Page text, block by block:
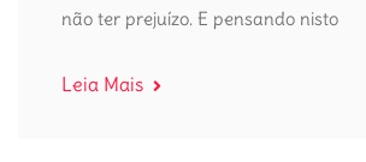
não ter prejuízo. E pensando nisto
Leia Mais